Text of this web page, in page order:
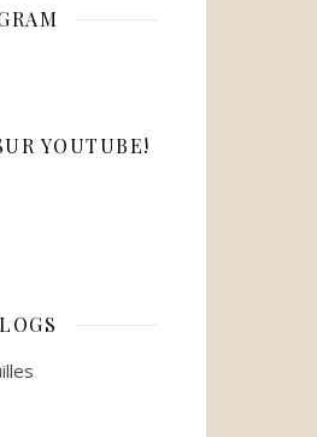
YOUTUBE!